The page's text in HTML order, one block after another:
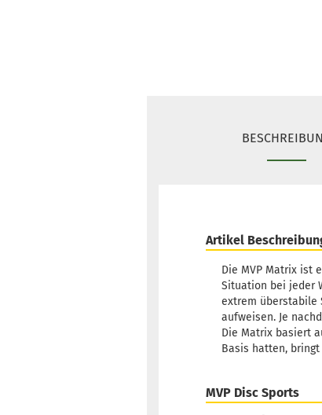
Artikel
Die MVP Matrix ist
Situation bei jeder
extrem überstabile
aufweisen. Je
Die Matrix basiert
Basis hatten,
MVP Disc Sports